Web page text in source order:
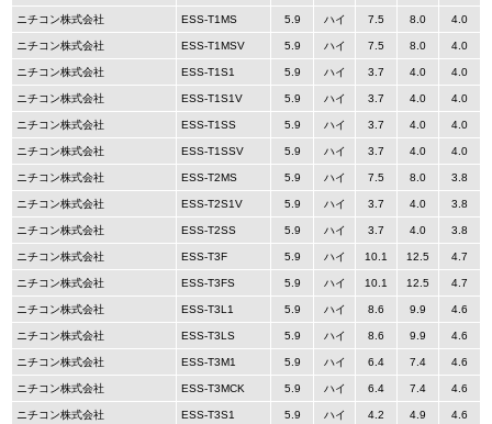
ニチコン株式会社 ESS-T1MS 5.9 ハイ 7.5 8.0 4.0
ニチコン株式会社 ESS-T1MSV 5.9 ハイ 7.5 8.0 4.0
ニチコン株式会社 ESS-T1S1 5.9 ハイ 3.7 4.0 4.0
ニチコン株式会社 ESS-T1S1V 5.9 ハイ 3.7 4.0 4.0
ニチコン株式会社 ESS-T1SS 5.9 ハイ 3.7 4.0 4.0
ニチコン株式会社 ESS-T1SSV 5.9 ハイ 3.7 4.0 4.0
ニチコン株式会社 ESS-T2MS 5.9 ハイ 7.5 8.0 3.8
ニチコン株式会社 ESS-T2S1V 5.9 ハイ 3.7 4.0 3.8
ニチコン株式会社 ESS-T2SS 5.9 ハイ 3.7 4.0 3.8
ニチコン株式会社 ESS-T3F 5.9 ハイ 10.1 12.5 4.7
ニチコン株式会社 ESS-T3FS 5.9 ハイ 10.1 12.5 4.7
ニチコン株式会社 ESS-T3L1 5.9 ハイ 8.6 9.9 4.6
ニチコン株式会社 ESS-T3LS 5.9 ハイ 8.6 9.9 4.6
ニチコン株式会社 ESS-T3M1 5.9 ハイ 6.4 7.4 4.6
ニチコン株式会社 ESS-T3MCK 5.9 ハイ 6.4 7.4 4.6
ニチコン株式会社 ESS-T3S1 5.9 ハイ 4.2 4.9 4.6